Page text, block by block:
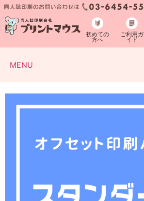
初めての
方へ
ご利用ガ
イド
MENU